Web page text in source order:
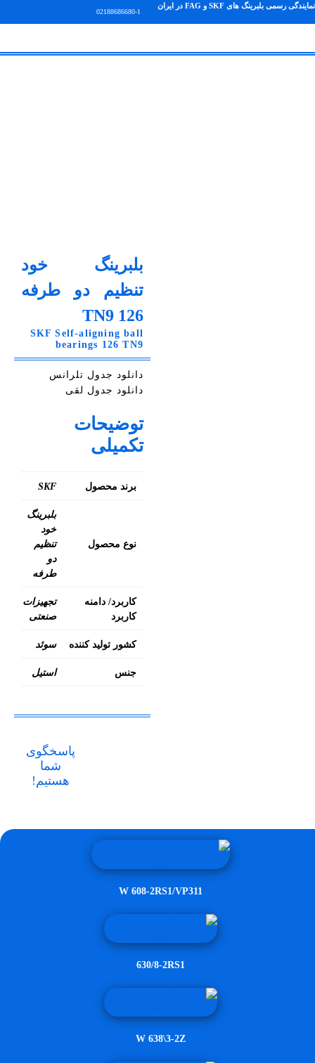
نمایندگی رسمی بلبرینگ های SKF و FAG در ایران
02188686680-1
بلبرینگ خود
تنظیم دو طرفه
126 TN9
SKF Self-aligning ball
bearings 126 TN9
دانلود جدول تلرانس
دانلود جدول لقی
توضیحات
تکمیلی
برند محصول SKF
نوع محصول
بلبرینگ
خود
تنظیم
دو
طرفه
کاربرد/ دامنه
کاربرد
تجهیزات
صنعتی
کشور تولید کننده سوئد
جنس استیل
پاسخگوی
شما
هستیم!
W 608-2RS1/VP311
630/8-2RS1
W 638\3-2Z